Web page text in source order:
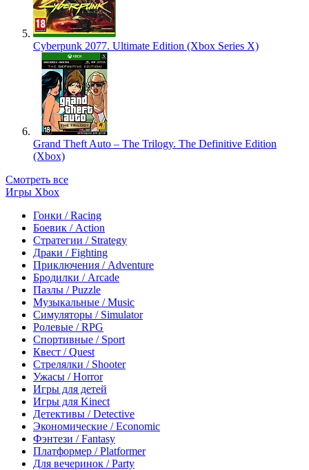
Cyberpunk 2077. Ultimate Edition (Xbox Series X)
Grand Theft Auto – The Trilogy. The Definitive Edition
(Xbox)
Смотреть все
Игры Xbox
Гонки / Racing
Боевик / Action
Стратегии / Strategy
Драки / Fighting
Приключения / Adventure
Бродилки / Arcade
Пазлы / Puzzle
Музыкальные / Music
Симуляторы / Simulator
Ролевые / RPG
Спортивные / Sport
Квест / Quest
Стрелялки / Shooter
Ужасы / Horror
Игры для детей
Игры для Kinect
Детективы / Detective
Экономические / Economic
Фэнтези / Fantasy
Платформер / Platformer
Для вечеринок / Party